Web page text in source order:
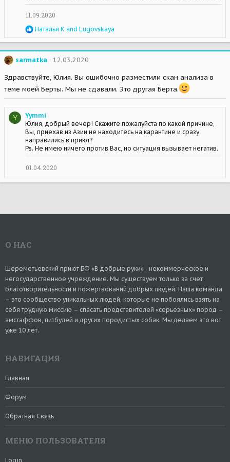
11.09.2020
R
e
a
c
t
o
n
s
Наталья К and Lugovskaya
sarmatka 12.03.2020
Здравствуйте, Юлия. Вы ошибочно разместили скан анализа в
теме моей Берты. Мы не сдавали. Это другая Берта.
Y
Yymmi
Юлия, добрый вечер! Скажите пожалуйста по какой причине,
Вы, приехав из Азии не находитесь на карантине и сразу
направились в приют?
Ps. Не имею ничего против Вас, но ситуация вызывает негатив.
01.04.2020
О НАС
Шереметьевский приют БФ «В добрые руки» - некоммерческое и
негосударственное учреждение. Мы существуем только за счет
благотворительности и пожертвований добрых людей. Наша команда
– это сообщество уникальных людей, которые не побоялись взять на
себя трудную миссию – спасать представителей «серьезных» пород –
амстаффов, питбулей и других породистых собак. Мы делаем это вот
уже 10 лет.
НАВИГАЦИЯ
Главная
Форум
Обратная Связь
МЕНЮ ПОЛЬЗОВАТЕЛЯ
Login